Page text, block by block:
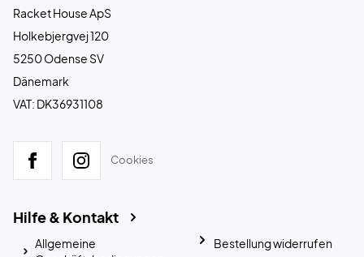
Racket House ApS
Holkebjergvej 120
5250 Odense SV
Dänemark
VAT: DK36931108
Cookies
Hilfe & Kontakt
Allgemeine
Bestellung widerrufen